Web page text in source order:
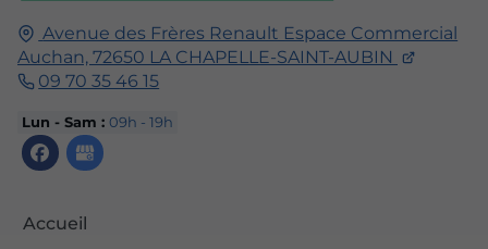
Avenue des Frères Renault Espace Commercial
Auchan, 72650 LA CHAPELLE-SAINT-AUBIN
09 70 35 46 15
Lun - Sam :09h - 19h
Accueil